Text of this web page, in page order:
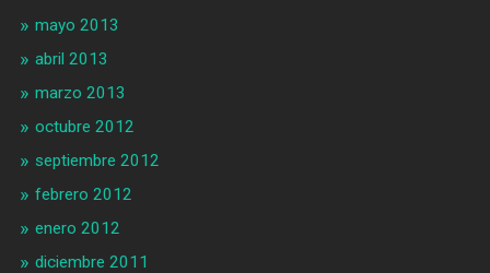
mayo 2013
abril 2013
marzo 2013
octubre 2012
septiembre 2012
febrero 2012
enero 2012
diciembre 2011